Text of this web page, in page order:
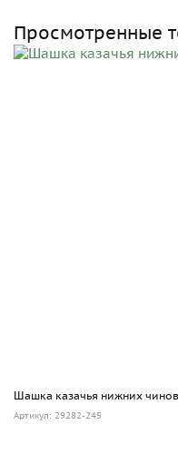
Просмотренные
Шашка казачья нижних
Артикул: 29282-245